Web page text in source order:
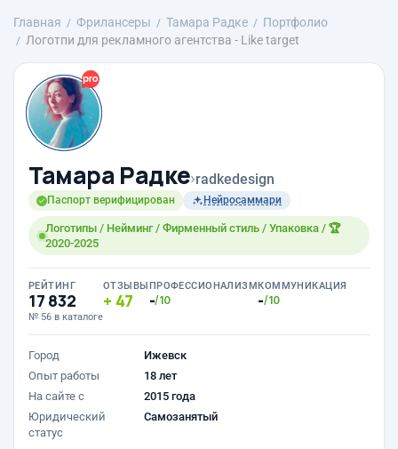
Главная Фрилансеры Тамара Радке
Портфолио
Логотпи для рекламного агентства - Like target
Тамара Радке›radkedesign
Паспорт верифицирован Нейросаммари
Логотипы / Нейминг / Фирменный стиль / Упаковка / 🏆
2020-2025
РЕЙТИНГ
17 832
№ 56 в каталоге
ОТЗЫВЫ
47
ПРОФЕССИОНАЛИЗМ
-/10
КОММУНИКАЦИЯ
-/10
Город
Ижевск
Опыт работы
18 лет
На сайте с
2015 года
Юридический
статус
Самозанятый